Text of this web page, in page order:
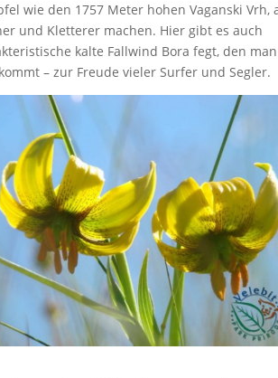
wie den 1757 Meter hohen Vaganski Vrh,
und Kletterer machen. Hier gibt es auch
kalte Fallwind Bora fegt, den man
– zur Freude vieler Surfer und Segler.